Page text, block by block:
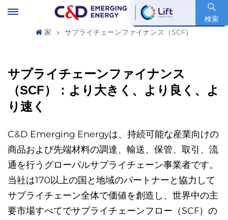
検索
銘柄コード : 600153.SH
家 サプライチェーンファイナンス（SCF）
サプライチェーンファイナンス
（SCF）：より大きく、より良く、よ
り速く
C&D Emerging Energyは、持続可能な産業向けの
商品および先端材料の調達、輸送、保管、取引、流
通を行うグローバルサプライチェーン事業者です。
当社は170以上の国と地域のパートナーと協力して
サプライチェーン全体で価値を創造し、世界中の主
要市場すべてでサプライチェーンフロー（SCF）の